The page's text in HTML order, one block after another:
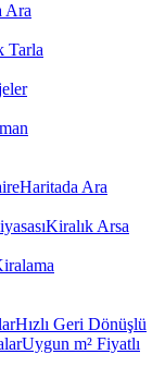
Ara
Tarla
Haritada Ara
Kiralık Arsa
Hızlı Geri Dönüşlü
Uygun m² Fiyatlı